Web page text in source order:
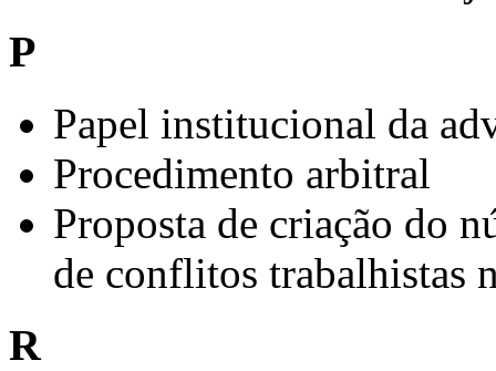
P
Papel institucional da
Procedimento arbitral
Proposta de criação do
de conflitos trabalhistas
R